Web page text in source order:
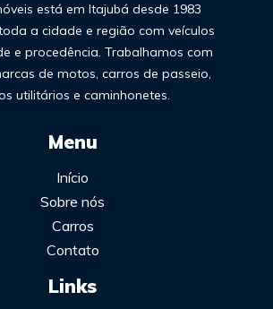
está em Itajubá desde 1983
a cidade e região com veículos
e procedência. Trabalhamos com
de motos, carros de passeio,
utilitários e caminhonetes.
Menu
Início
Sobre nós
Carros
Contato
Links